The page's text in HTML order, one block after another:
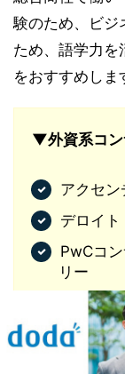
験のため、ビジ
ため、語学力を
をおすすめしま
▼外資系コン
アクセン
デロイ
PwCコ
リー
▶︎外資系